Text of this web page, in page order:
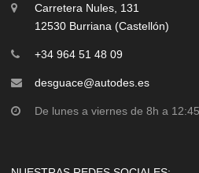
Carretera Nules, 131
12530 Burriana (Castellón)
+34 964 51 48 09
desguace@autodes.es
De lunes a viernes de 8h a